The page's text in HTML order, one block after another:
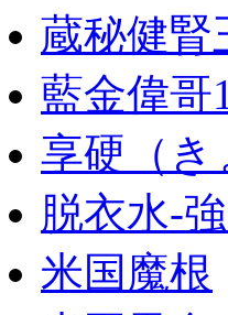
蔵秘健腎
藍金偉哥
享硬（き
脱衣水-
米国魔根